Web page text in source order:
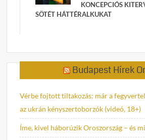
KONCEPCIÓS
SÖTÉT HÁTTÉRALKUKAT
Budapest Hírek
Vérbe fojtott tiltakozás: már a
az ukrán kényszertoborzók (videó, 18+)
Íme, kivel háborúzik Oroszország – és